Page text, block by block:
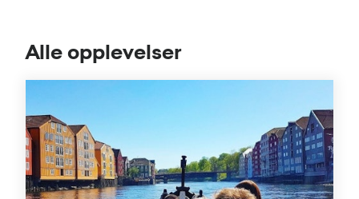
Alle opplevelser